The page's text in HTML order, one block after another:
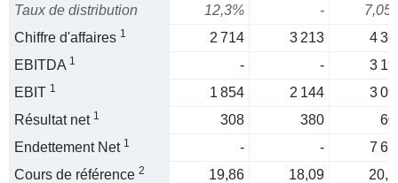
Taux de distribution
12,3% -
Chiffre d'affaires 1 2 714 3 213
4
EBITDA 1 - -
3
EBIT 1 1 854 2 144
3
Résultat net 1 308 380
Endettement Net 1 - -
7
Cours de référence 2 19,86 18,09